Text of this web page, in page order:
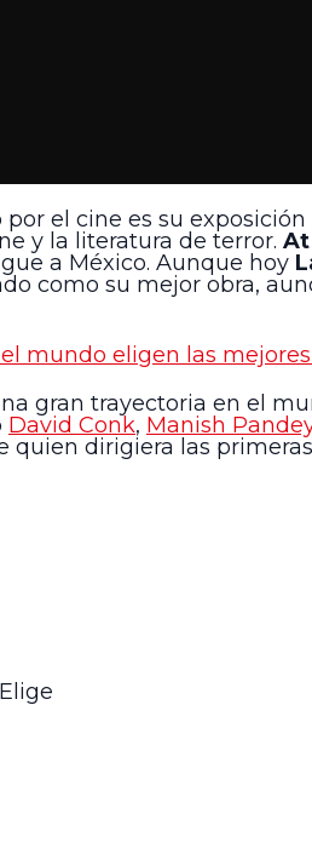
el cine es su exposición
y la literatura de terror.
a México. Aunque hoy
como su mejor obra,
mundo eligen las
gran trayectoria en el
David Conk, Manish
quien dirigiera las